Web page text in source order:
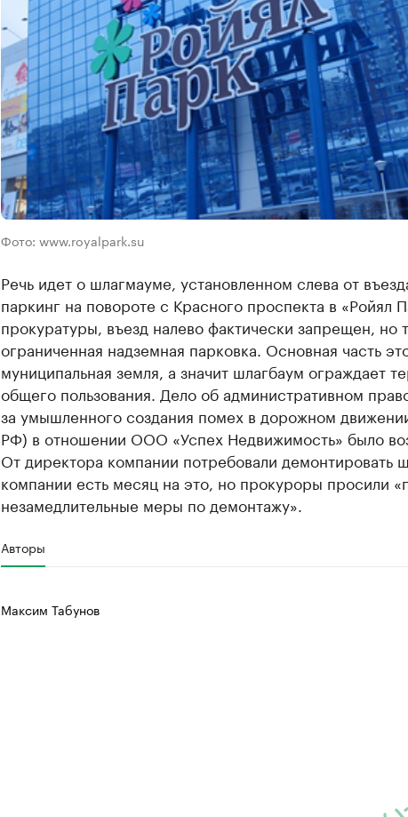
Фото: www.royalpark.su
Речь идет о шлагмауме, установленном слева от
паркинг на повороте с Красного проспекта в «Ройял
прокуратуры, въезд налево фактически запрещен, но
ограниченная надземная парковка. Основная часть
муниципальная земля, а значит шлагбаум ограждает
общего пользования. Дело об административном
за умышленного создания помех в дорожном
РФ) в отношении ООО «Успех Недвижимость» было
От директора компании потребовали демонтировать
компании есть месяц на это, но прокуроры просили
незамедлительные меры по демонтажу».
Авторы
Максим Табунов